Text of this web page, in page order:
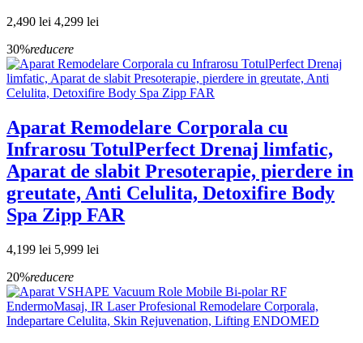
2,490 lei 4,299 lei
30%reducere
Aparat Remodelare Corporala cu
Infrarosu TotulPerfect Drenaj limfatic,
Aparat de slabit Presoterapie, pierdere in
greutate, Anti Celulita, Detoxifire Body
Spa Zipp FAR
4,199 lei 5,999 lei
20%reducere